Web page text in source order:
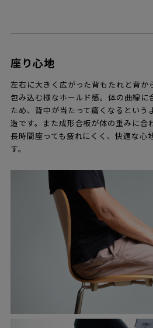
座り心地
左右に大きく広がった背もたれと背か
包み込む様なホールド感。体の曲線に
ため、背中が当たって痛くなるという
造です。また成形合板が体の重みに合
長時間座っても疲れにくく、快適な心
す。